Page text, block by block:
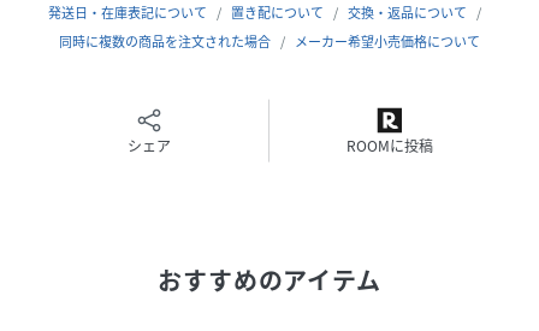
S、M(9ゴウ)、L(11ゴウ)
発送日・在庫表記について 置き配について
交換・返品について
同時に複数の商品を注文された場合
メーカー希望小売価格について
シェア ROOMに投稿
おすすめのアイテム